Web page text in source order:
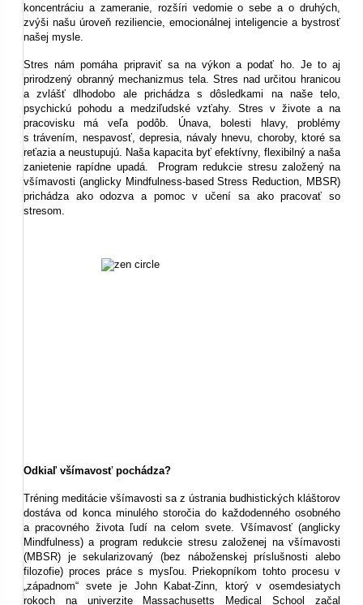
koncentráciu a zameranie, rozšíri vedomie o sebe a o druhých,
zvýši našu úroveň reziliencie, emocionálnej inteligencie a bystrosť
našej mysle.
Stres nám pomáha pripraviť sa na výkon a podať ho. Je to aj
prirodzený obranný mechanizmus tela. Stres nad určitou hranicou
a zvlášť dlhodobo ale prichádza s dôsledkami na naše telo,
psychickú pohodu a medziľudské vzťahy. Stres v živote a na
pracovisku má veľa podôb. Únava, bolesti hlavy, problémy
s trávením, nespavosť, depresia, návaly hnevu, choroby, ktoré sa
reťazia a neustupujú. Naša kapacita byť efektívny, flexibilný a naša
zanietenie rapídne upadá.
Program redukcie stresu založený na
všímavosti (anglicky Mindfulness-based Stress Reduction, MBSR)
prichádza ako odozva a pomoc v učení sa ako pracovať so
stresom.
Odkiaľ všímavosť pochádza?
Tréning meditácie všímavosti sa z ústrania budhistických kláštorov
dostáva od konca minulého storočia do každodenného osobného
a pracovného života ľudí na celom svete. Všímavosť (anglicky
Mindfulness) a program redukcie stresu založenej na všímavosti
(MBSR) je sekularizovaný (bez náboženskej príslušnosti alebo
filozofie) proces práce s mysľou. Priekopníkom tohto procesu v
„západnom“ svete je John Kabat-Zinn, ktorý v osemdesiatych
rokoch na univerzite Massachusetts Medical School začal